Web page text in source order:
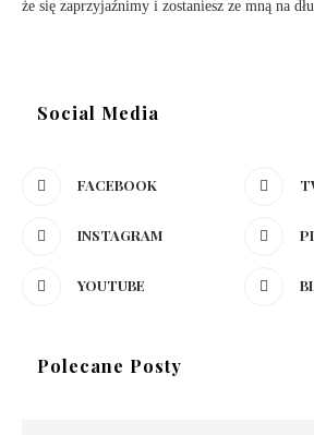
że się zaprzyjaźnimy i zostaniesz ze mną na
Social Media
FACEBOOK
INSTAGRAM
YOUTUBE
Polecane Posty